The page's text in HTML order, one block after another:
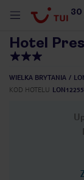
30
Hotel
WIELKA BRYTANIA
KOD HOTELU LON12255